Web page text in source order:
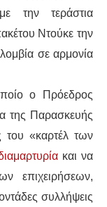
την τεράστια
Ντούκε την
σε αρμονία
ο Πρόεδρος
της Παρασκευής
του «καρτέλ των
και να
επιχειρήσεων,
συλλήψεις